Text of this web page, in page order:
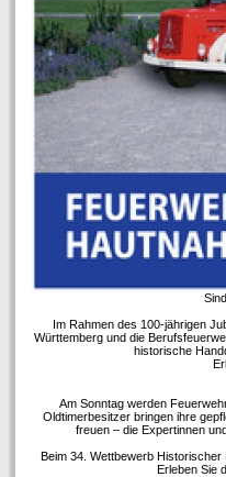
Im Rahmen des 100-jährigen
Württemberg und die
historische
Am Sonntag werden
Oldtimerbesitzer bringen ihre
freuen – die Expertinnen
Beim 34. Wettbewerb
Erleben Sie